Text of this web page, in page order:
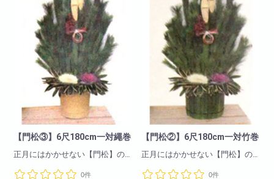
【門松③】6尺180cm一対繩巻
正月にはかかせない【門松】の
0件
【門松②】6尺180cm一対竹巻
正月にはかかせない【門松】の
0件